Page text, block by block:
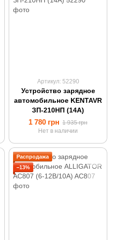
Артикул: 52290
Устройство зарядное
автомобильное KENTAVR
ЗП-210НП (14А)
1 780 грн 1 935 грн
Нет в наличии
Распродажа
−13%